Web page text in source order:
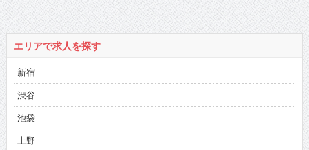
エリアで求人を探す
新宿
渋谷
池袋
上野